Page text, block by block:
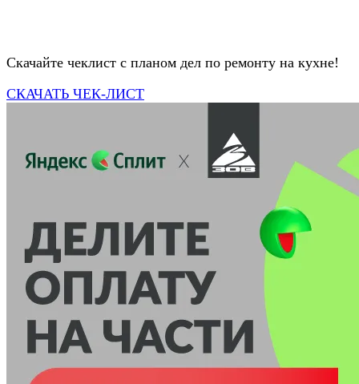
Скачайте чеклист с планом дел по ремонту на кухне!
СКАЧАТЬ ЧЕК-ЛИСТ